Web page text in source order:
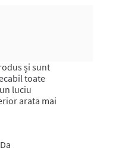
și sunt
toate
luciu
arata mai
Da